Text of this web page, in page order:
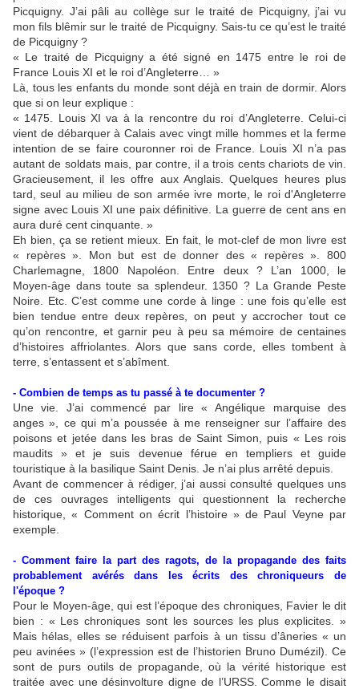
Picquigny. J’ai pâli au collège sur le traité de Picquigny, j’ai vu
mon fils blêmir sur le traité de Picquigny. Sais-tu ce qu’est le traité
de Picquigny ?
« Le traité de Picquigny a été signé en 1475 entre le roi de
France Louis XI et le roi d’Angleterre… »
Là, tous les enfants du monde sont déjà en train de dormir. Alors
que si on leur explique :
« 1475. Louis XI va à la rencontre du roi d’Angleterre. Celui-ci
vient de débarquer à Calais avec vingt mille hommes et la ferme
intention de se faire couronner roi de France. Louis XI n’a pas
autant de soldats mais, par contre, il a trois cents chariots de vin.
Gracieusement, il les offre aux Anglais. Quelques heures plus
tard, seul au milieu de son armée ivre morte, le roi d'Angleterre
signe avec Louis XI une paix définitive. La guerre de cent ans en
aura duré cent cinquante. »
Eh bien, ça se retient mieux. En fait, le mot-clef de mon livre est
« repères ». Mon but est de donner des « repères ». 800
Charlemagne, 1800 Napoléon. Entre deux ? L’an 1000, le
Moyen-âge dans toute sa splendeur. 1350 ? La Grande Peste
Noire. Etc. C’est comme une corde à linge : une fois qu’elle est
bien tendue entre deux repères, on peut y accrocher tout ce
qu’on rencontre, et garnir peu à peu sa mémoire de centaines
d’histoires affriolantes. Alors que sans corde, elles tombent à
terre, s’entassent et s’abîment.
- Combien de temps as tu passé à te documenter ?
Une vie. J’ai commencé par lire « Angélique marquise des
anges », ce qui m’a poussée à me renseigner sur l’affaire des
poisons et jetée dans les bras de Saint Simon, puis « Les rois
maudits » et je suis devenue férue en templiers et guide
touristique à la basilique Saint Denis. Je n’ai plus arrêté depuis.
Avant de commencer à rédiger, j’ai aussi consulté quelques uns
de ces ouvrages intelligents qui questionnent la recherche
historique, « Comment on écrit l’histoire » de Paul Veyne par
exemple.
- Comment faire la part des ragots, de la propagande des faits
probablement avérés dans les écrits des chroniqueurs de
l'époque ?
Pour le Moyen-âge, qui est l’époque des chroniques, Favier le dit
bien : « Les chroniques sont les sources les plus explicites. »
Mais hélas, elles se réduisent parfois à un tissu d’âneries « un
peu avinées » (l’expression est de l’historien Bruno Dumézil). Ce
sont de purs outils de propagande, où la vérité historique est
traitée avec une désinvolture digne de l’URSS. Comme le disait